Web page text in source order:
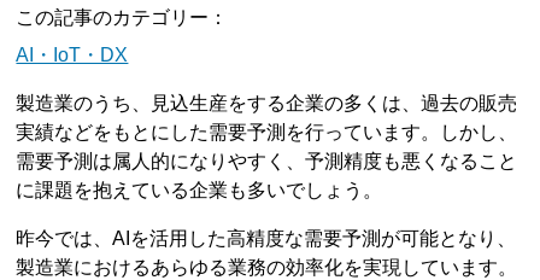
この記事のカテゴリー
AI・IoT・DX
製造業のうち、見込生産をする企業の多くは、過去の販売
実績などをもとにした需要予測を行っています。しかし、
需要予測は属人的になりやすく、予測精度も悪くなること
に課題を抱えている企業も多いでしょう。
昨今では、AIを活用した高精度な需要予測が可能となり、
製造業におけるあらゆる業務の効率化を実現しています。